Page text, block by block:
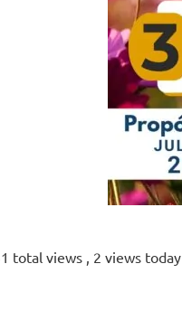
total views , 2 views today